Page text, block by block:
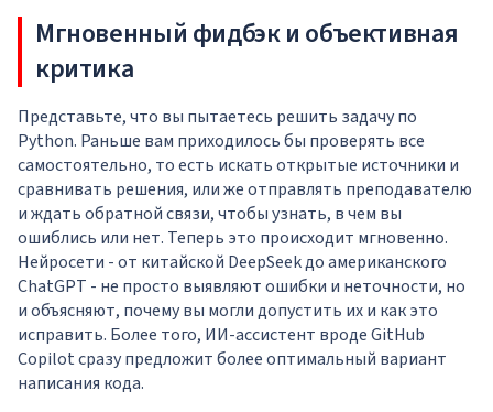
Мгновенный фидбэк и объективная
критика
Представьте, что вы пытаетесь решить задачу по
Python. Раньше вам приходилось бы проверять все
самостоятельно, то есть искать открытые источники и
сравнивать решения, или же отправлять преподавателю
и ждать обратной связи, чтобы узнать, в чем вы
ошиблись или нет. Теперь это происходит мгновенно.
Нейросети - от китайской DeepSeek до американского
ChatGPT - не просто выявляют ошибки и неточности, но
и объясняют, почему вы могли допустить их и как это
исправить. Более того, ИИ-ассистент вроде GitHub
Copilot сразу предложит более оптимальный вариант
написания кода.